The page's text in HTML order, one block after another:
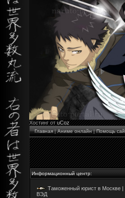
Хостинг отuCoz
Главная|Аниме онлайн|Помощь
Информационный центр:
Таможенный юрист в Москве |
ВЭД